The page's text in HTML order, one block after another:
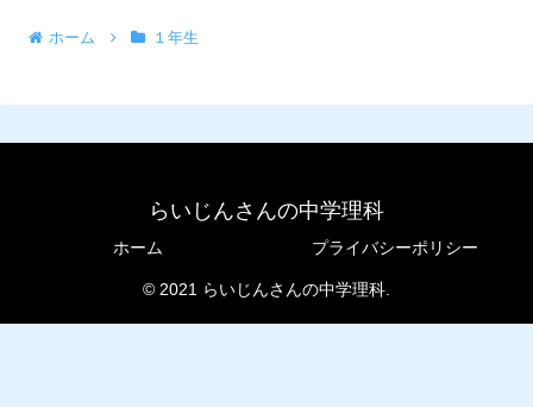
ホーム １年生
らいじんさんの中学理科
ホーム プライバシーポリシー
© 2021 らいじんさんの中学理科.